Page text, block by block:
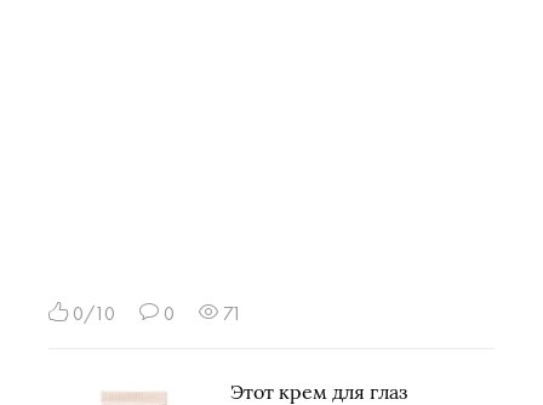
0/10 0 71
Этот крем для глаз